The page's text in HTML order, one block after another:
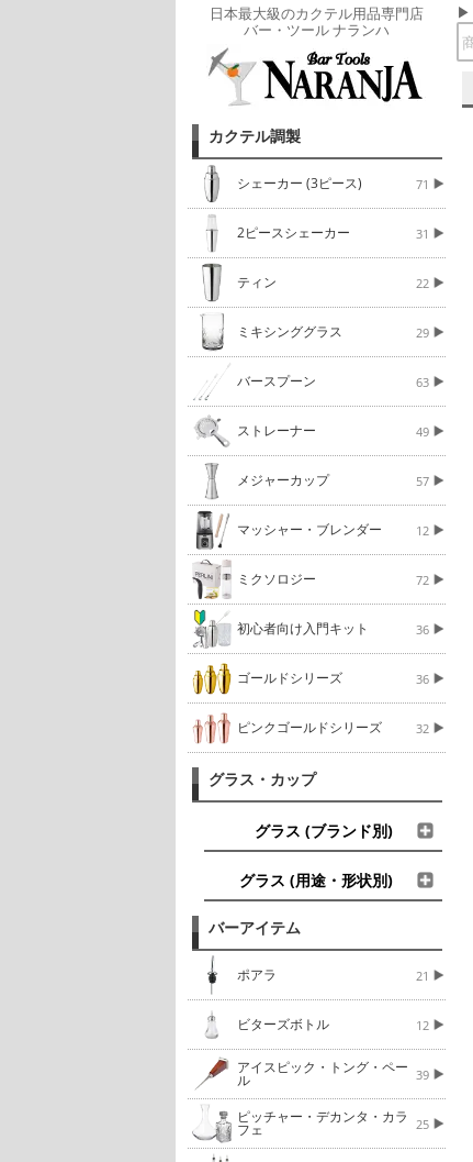
日本最大級のカクテル用品専門店
バー・ツール ナランハ
カクテル調製
シェーカー (3ピース) 71
2ピースシェーカー 31
ティン 22
ミキシンググラス 29
バースプーン 63
ストレーナー 49
メジャーカップ 57
マッシャー・ブレンダー 12
ミクソロジー 72
初心者向け入門キット 36
ゴールドシリーズ 36
ピンクゴールドシリーズ 32
グラス・カップ
グラス (ブランド別)
グラス (用途・形状別)
バーアイテム
ポアラ 21
ビターズボトル 12
アイスピック・トング・ペー
ル 39
ピッチャー・デカンタ・カラ
フェ 25